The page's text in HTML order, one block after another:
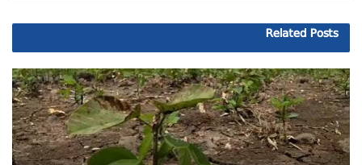
Related Posts